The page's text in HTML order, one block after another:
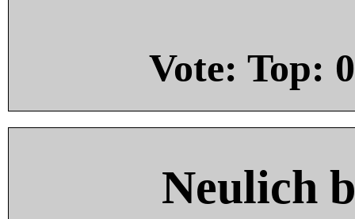
Vote: Top: 0
Neulich